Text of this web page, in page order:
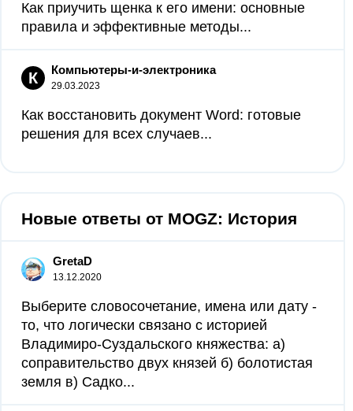
Как приучить щенка к его имени: основные
правила и эффективные методы...
К Компьютеры-и-электроника
29.03.2023
Как восстановить документ Word: готовые
решения для всех случаев...
Новые ответы от MOGZ: История
GretaD
13.12.2020
Выберите словосочетание, имена или дату -
то, что логически связано с историей
Владимиро-Суздальского княжества: а)
соправительство двух князей б) болотистая
земля в) Садко...